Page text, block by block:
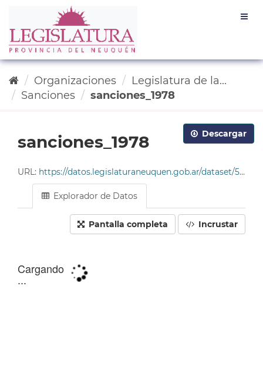
contenido
Organizaciones
Legislatura de la...
Sanciones
sanciones_1978
Descargar
sanciones_1978
URL: https://datos.legislaturaneuquen.gob.ar/dataset/585c96da-4678-49cf-9ddc-e2c93214563b/resource/774413ed-d963-4aae-b719-2cc20f1d4ab3/download/tabla_sanciones_1978.csv
Explorador de Datos
Pantalla completa Incrustar